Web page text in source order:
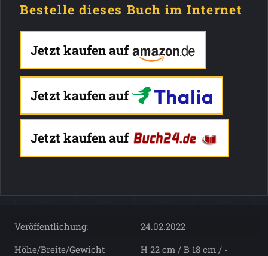
Bestelle dieses Buch im Internet
Jetzt kaufen auf
Jetzt kaufen auf
Jetzt kaufen auf
Veröffentlichung:
24.02.2022
Höhe/Breite/Gewicht
H 22 cm / B 18 cm / -